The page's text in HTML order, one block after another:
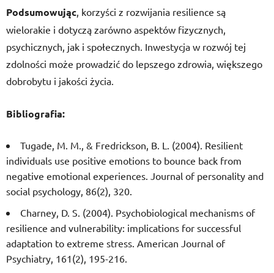
Podsumowując, korzyści z rozwijania resilience są
wielorakie i dotyczą zarówno aspektów fizycznych,
psychicznych, jak i społecznych. Inwestycja w rozwój tej
zdolności może prowadzić do lepszego zdrowia, większego
dobrobytu i jakości życia.
Bibliografia:
Tugade, M. M., & Fredrickson, B. L. (2004). Resilient
individuals use positive emotions to bounce back from
negative emotional experiences. Journal of personality and
social psychology, 86(2), 320.
Charney, D. S. (2004). Psychobiological mechanisms of
resilience and vulnerability: implications for successful
adaptation to extreme stress. American Journal of
Psychiatry, 161(2), 195-216.